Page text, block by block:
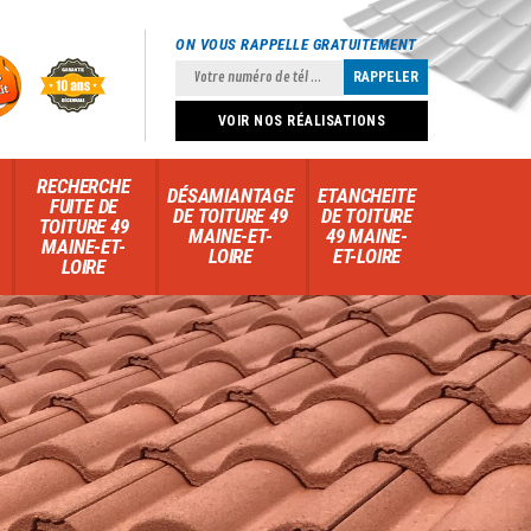
ON VOUS RAPPELLE GRATUITEMENT
VOIR NOS RÉALISATIONS
RECHERCHE
FUITE DE
TOITURE 49
MAINE-ET-
LOIRE
DÉSAMIANTAGE
DE TOITURE 49
MAINE-ET-
LOIRE
ETANCHEITE
DE TOITURE
49 MAINE-
ET-LOIRE